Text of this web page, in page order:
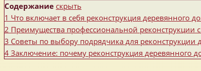
Содержание скрыть
1 Что включает в себя реконструкция деревянного
2 Преимущества профессиональной реконструкции
3 Советы по выбору подрядчика для реконструкции
4 Заключение: почему реконструкция